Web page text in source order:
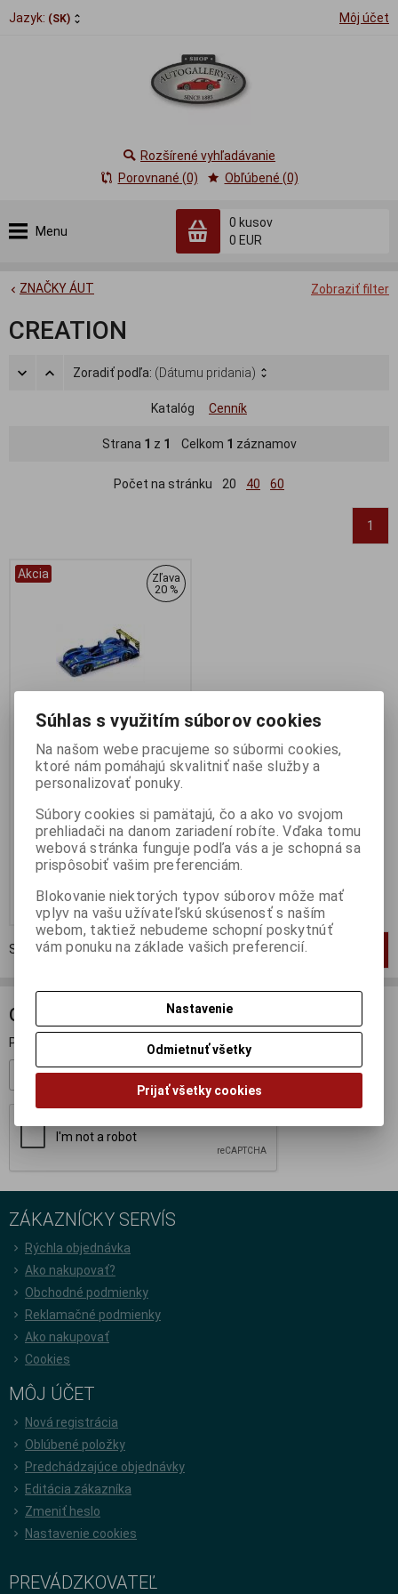
Jazyk: (SK) Môj účet
Menu
0 kusov
0 EUR
Rozšírené vyhľadávanie
Porovnané (0)
Obľúbené (0)
Zobraziť filter
ZNAČKY ÁUT
CREATION
Zoradiť podľa: (Dátumu pridania)
Katalóg Cenník
Strana 1 z 1 Celkom 1 záznamov
Počet na stránku 20 40 60
1
Akcia
Zľava
20 %
1:43 CREATION CR06 JUDD
NO9 LE MANS 2006 - SPARK -
S0014
Výrobca:SPARK
Katalógové číslo: SP-S0014
Skladom:1 ks
63,95 EUR79,95 EUR
Pridať do košíka
Strana1z1Celkom 1záznamov
ODBER NOVINIEK
Prihláste sa k odberu noviniek
Registrovať
ZÁKAZNÍCKY SERVÍS
Rýchla objednávka
Ako nakupovať?
Obchodné podmienky
Reklamačné podmienky
Ako nakupovať
Cookies
MÔJ ÚČET
Nová registrácia
Oblúbené položky
Predchádzajúce objednávky
Editácia zákazníka
Zmeniť heslo
Nastavenie cookies
PREVÁDZKOVATEĽ
Súhlas s využitím súborov cookies
Na našom webe pracujeme so súbormi cookies,
ktoré nám pomáhajú skvalitniť naše služby a
personalizovať ponuky.
Súbory cookies si pamätajú, čo a ako vo svojom
prehliadači na danom zariadení robíte. Vďaka tomu
webová stránka funguje podľa vás a je schopná sa
prispôsobiť vašim preferenciám.
Blokovanie niektorých typov súborov môže mať
vplyv na vašu užívateľskú skúsenosť s naším
webom, taktiež nebudeme schopní poskytnúť
vám ponuku na základe vašich preferencií.
Nastavenie
Odmietnuť všetky
Prijať všetky cookies